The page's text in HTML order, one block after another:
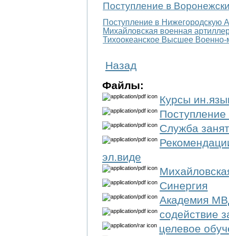
Поступление в
Поступление в
Михайловская военная
Тихоокеанское Высшее
Назад
Файлы:
Курсы
Служба
эл.виде
Синергия
Академия
содействие
целевое